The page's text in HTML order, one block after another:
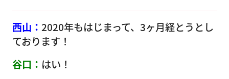
西山： 2020年もはじまって、3ヶ月経とうとし
ております！
谷口： はい！